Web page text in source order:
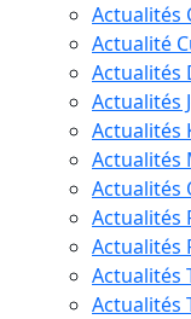
Actualités
Actualité
Actualités
Actualités
Actualités
Actualités
Actualités
Actualités
Actualités
Actualités
Actualités